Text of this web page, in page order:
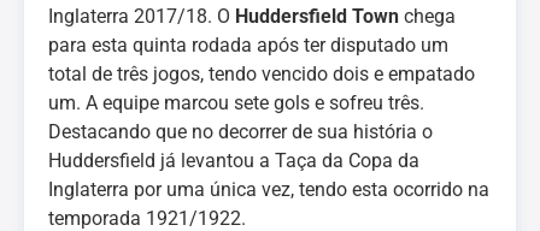
Inglaterra 2017/18. O Huddersfield Town chega
para esta quinta rodada após ter disputado um
total de três jogos, tendo vencido dois e empatado
um. A equipe marcou sete gols e sofreu três.
Destacando que no decorrer de sua história o
Huddersfield já levantou a Taça da Copa da
Inglaterra por uma única vez, tendo esta ocorrido na
temporada 1921/1922.